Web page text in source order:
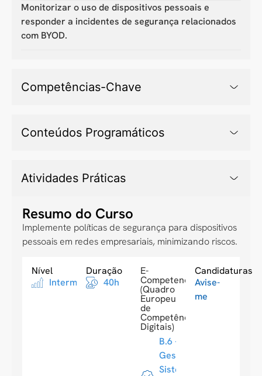
Monitorizar o uso de dispositivos pessoais e
responder a incidentes de segurança relacionados
com BYOD.
Competências-Chave
Conteúdos Programáticos
Atividades Práticas
Resumo do Curso
Implemente políticas de segurança para dispositivos
pessoais em redes empresariais, minimizando riscos.
Nível
Intermediario
Duração
40h
E-
Competences
(Quadro
Europeu
de
Competências
Digitais)
B.6 -
Gestão de
Sistemas
Candidaturas
Avise-
me